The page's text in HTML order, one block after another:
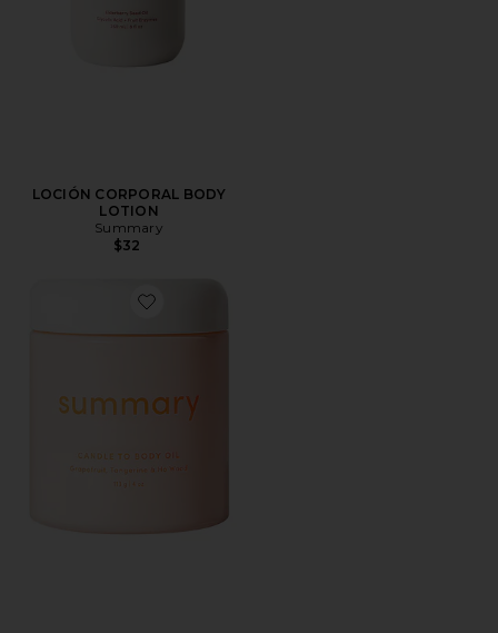
LOCIÓN CORPORAL BODY
LOTION
Summary
$32
Favorite ACEITE CORPORAL CANDLE TO BODYOIL